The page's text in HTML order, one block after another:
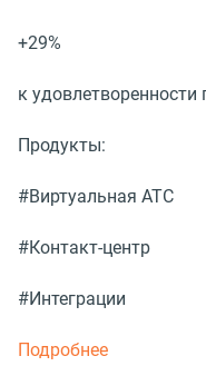
+29%
к удовлетворенности
Продукты:
#Виртуальная АТС
#Контакт-центр
#Интеграции
Подробнее